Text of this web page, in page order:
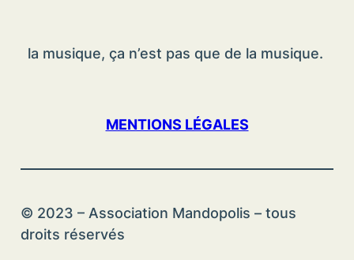
la musique, ça n’est pas que de la musique.
MENTIONS LÉGALES
© 2023 – Association Mandopolis – tous
droits réservés